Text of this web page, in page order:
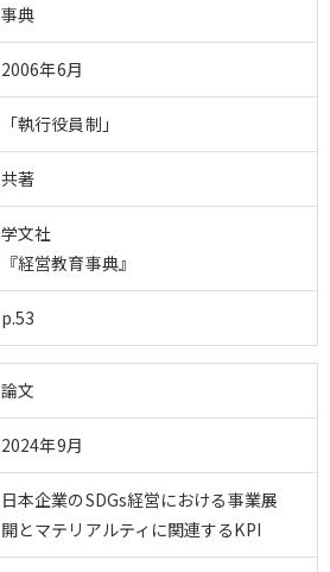
事典
2006年6月
「執行役員制」
共著
学文社
『経営教育事典』
p.53
論文
2024年9月
日本企業のSDGs経営における事業展
開とマテリアルティに関連するKPI